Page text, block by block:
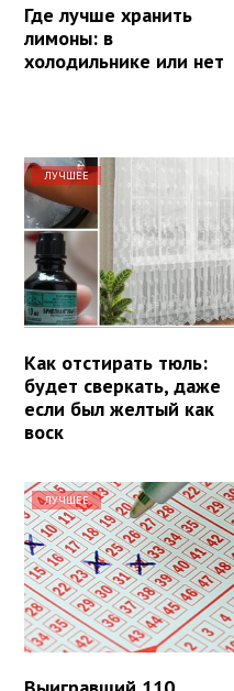
Где лучше хранить
лимоны: в
холодильнике или нет
ЛУЧШЕЕ
Как отстирать тюль:
будет сверкать, даже
если был желтый как
воск
ЛУЧШЕЕ